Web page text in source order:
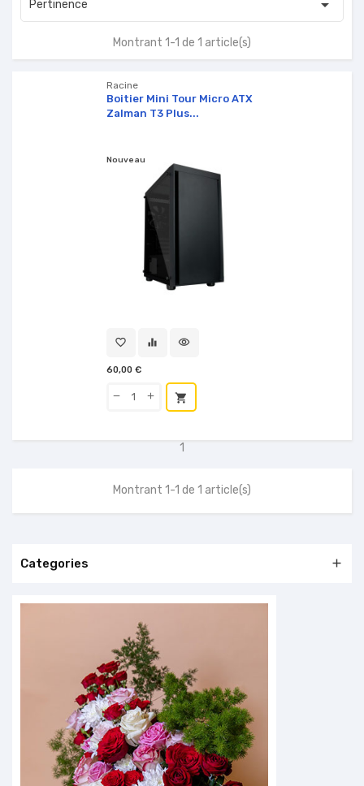
Pertinence 
Montrant 1-1 de 1 article(s)
Racine
Boitier Mini Tour Micro ATX
Zalman T3 Plus...
Nouveau
favorite_border equalizer visibility
60,00 €
shopping_cart
1
Montrant 1-1 de 1 article(s)
Categories 